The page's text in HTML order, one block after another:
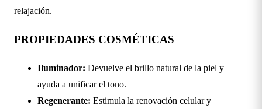
relajación.
PROPIEDADES COSMÉTICAS
Iluminador: Devuelve el brillo natural de la piel y
ayuda a unificar el tono.
Regenerante: Estimula la renovación celular y